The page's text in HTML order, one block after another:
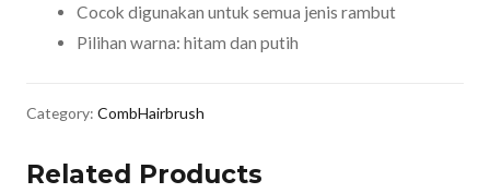
Cocok digunakan untuk semua jenis rambut
Pilihan warna: hitam dan putih
Category: CombHairbrush
Related Products